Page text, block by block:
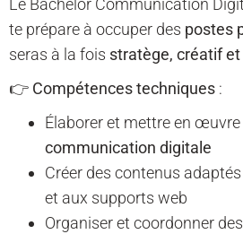
te prépare à occuper des postes
seras à la fois stratège, créatif
👉 Compétences techniques :
Élaborer et mettre en œuvre
communication digitale
Créer des contenus
et aux supports web
Organiser et coordonner des